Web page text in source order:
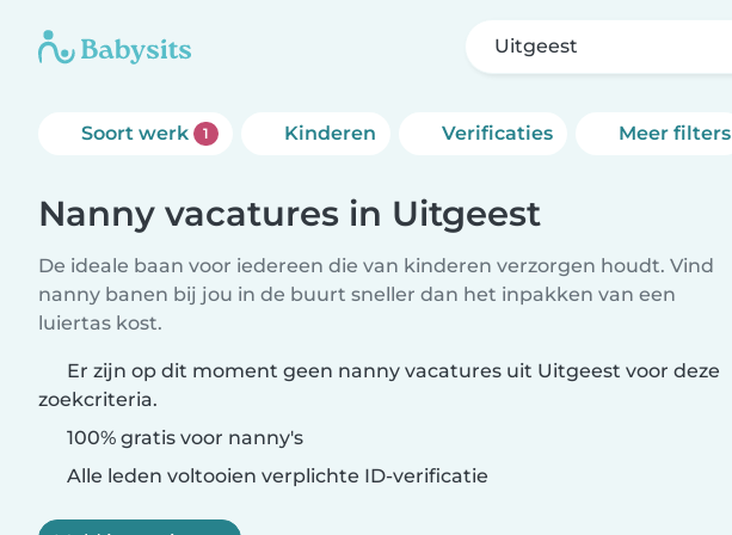
Uitgeest
Soort werk 1 Kinderen Verificaties Meer filters
Nanny vacatures in Uitgeest
De ideale baan voor iedereen die van kinderen verzorgen houdt. Vind
nanny banen bij jou in de buurt sneller dan het inpakken van een
luiertas kost.
Er zijn op dit moment geen nanny vacatures uit Uitgeest voor deze
zoekcriteria.
100% gratis voor nanny's
Alle leden voltooien verplichte ID-verificatie